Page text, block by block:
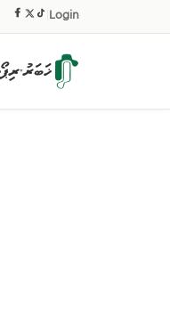
Login
ޚަބަރު▾